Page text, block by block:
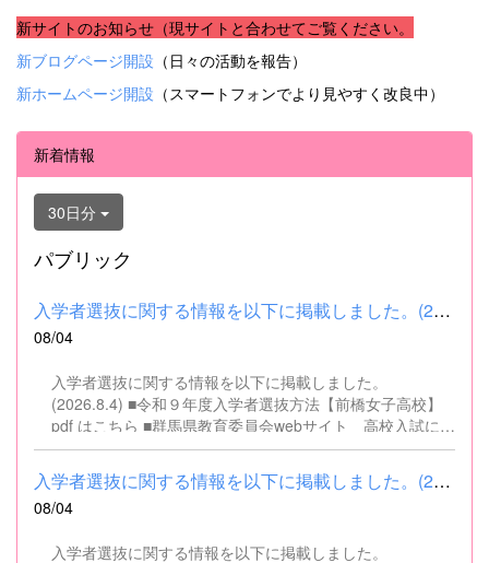
新サイトのお知らせ（現サイトと合わせてご覧ください。
新ブログページ開設 （日々の活動を報告）
新ホームページ開設 （スマートフォンでより見やすく改良中）
新着情報
30日分
パブリック
入学者選抜に関する情報を以下に掲載しました。(2026.8.4) ■令和...
08/04
入学者選抜に関する情報を以下に掲載しました。
(2026.8.4) ■令和９年度入学者選抜方法【前橋女子高校】
pdf はこちら ■群馬県教育委員会webサイト 高校入試に関
するページはこちら
入学者選抜に関する情報を以下に掲載しました。(2026.8.4) ■令和...
08/04
入学者選抜に関する情報を以下に掲載しました。